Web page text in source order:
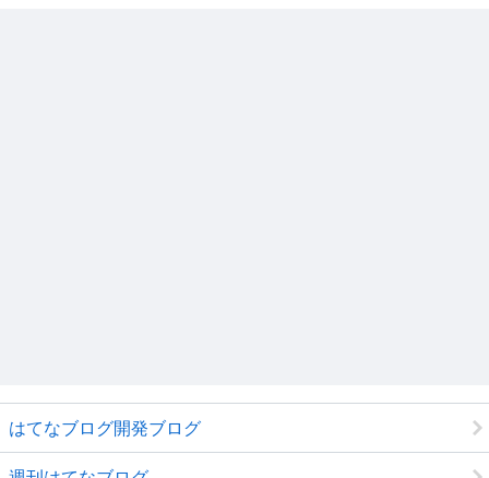
はてなブログ開発ブログ